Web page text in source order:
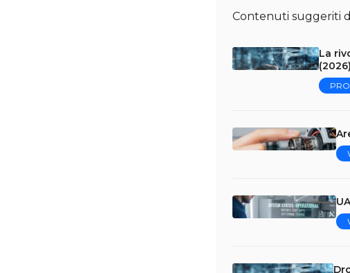
Contenuti suggeriti
La
(2026)